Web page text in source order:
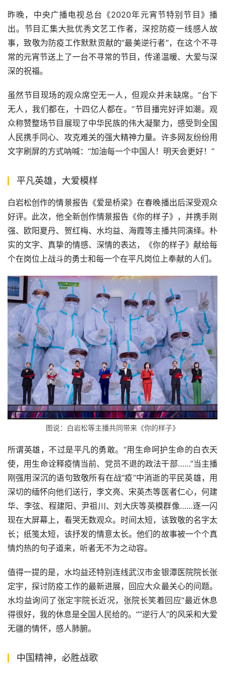
昨晚，中央广播电视总台《2020年元宵节特别节目》播
出。节目汇集大批优秀文艺工作者，深挖防疫一线感人故
事，致敬为防疫工作默默贡献的“最美逆行者”，在这个不寻
常的元宵节送上了一台不寻常的节目，传递温暖、大爱与深
深的祝福。
虽然节目现场的观众席空无一人，但观众并未缺席。“台下
无人，我们都在，十四亿人都在。”节目播完好评如潮。观
众称赞整场节目展现了中华民族的伟大凝聚力，感受到全国
人民携手同心、攻克难关的强大精神力量。许多网友纷纷用
文字刷屏的方式呐喊：“加油每一个中国人！明天会更好！”
平凡英雄，大爱模样
白岩松创作的情景报告《爱是桥梁》在春晚播出后深受观众
好评。此次，他全新创作情景报告《你的样子》，并携手刚
强、欧阳夏丹、贺红梅、水均益、海霞等主播共同演绎。朴
实的文字、真挚的情感、深情的表达，《你的样子》献给每
个在岗位上战斗的勇士和每一个在平凡岗位上奉献的人们。
图说：白岩松等主播共同带来《你的样子》
所谓英雄，不过是平凡的勇敢。“用生命呵护生命的白衣天
使，用生命诠释疫情当前、党员不退的政法干部……”当主播
刚强用深沉的语句致敬所有在战“疫”中消逝的平民英雄，用
深切的缅怀向他们送行，李文亮、宋英杰等医者仁心，何建
华、李弦、程建阳、尹祖川、刘大庆等英模群像……逐一闪
现在大屏幕上，看哭无数观众。时间太短，该致敬的名字太
长；纸笺太短，该抒发的情意太长。他们的故事被一个个真
情灼热的句子道来，听者无不为之动容。
值得一提的是，水均益还特别连线武汉市金银潭医院院长张
定宇，探讨防疫工作的最新进展，回应大众最关心的问题。
水均益询问了张定宇院长近况，张院长笑着回应“最近休息
得很好，我的休息是全国人民给的。”“逆行人”的风采和大爱
无疆的情怀，感人肺腑。
中国精神，必胜战歌